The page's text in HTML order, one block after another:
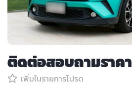
ติดต่อสอบถามราคา
เพิ่มในรายการโปรด